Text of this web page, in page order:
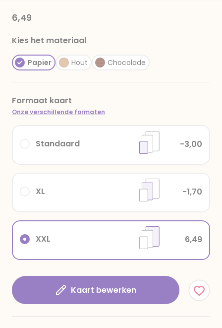
6,49
Kies het materiaal
Papier Hout Chocolade
Formaat kaart
Onze verschillende formaten
XXL 6,49
XL -1,70
Standaard -3,00
Kaart bewerken